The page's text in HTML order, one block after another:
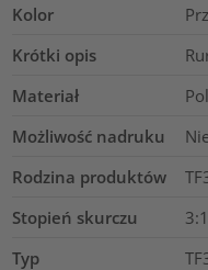
Kolor
Krótki opis
Materiał
Możliwość nadruku
Rodzina produktów
Stopień skurczu
3:1
Typ